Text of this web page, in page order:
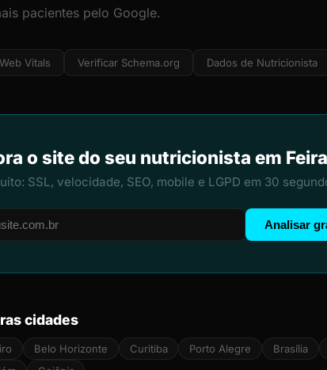
pacientes pelo Google.
Vitals Verificar Schema.org Dados de Nutricionista
o site do seu nutricionista em
SSL, velocidade, SEO, mobile e LGPD em 30
Analisar
cidades
Belo Horizonte Curitiba Porto Alegre Brasília